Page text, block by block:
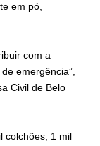
em pó,
com a
emergência”,
Civil de Belo
colchões, 1 mil